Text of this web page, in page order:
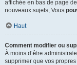
affichée en bas de page
nouveaux sujets, Vous
Haut
Comment modifier ou
À moins d’être
supprimer que vos